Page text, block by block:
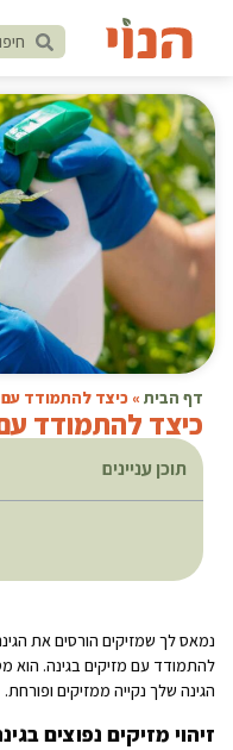
דף הבית » כיצד להתמודד עם
כיצד להתמודד
תוכן עניינים
נמאס לך שמזיקים הורסים את
להתמודד עם מזיקים בגינה. הוא
הגינה שלך נקייה ממזיקים ופורחת.
זיהוי מזיקים נפוצים